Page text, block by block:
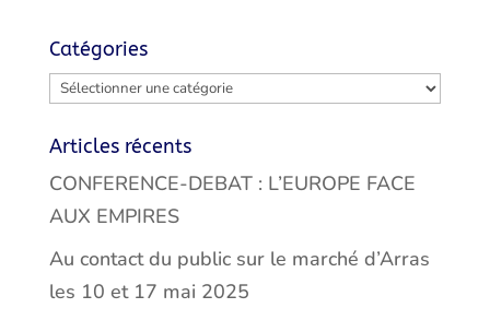
Catégories
Catégories
Articles récents
CONFERENCE-DEBAT : L’EUROPE FACE
AUX EMPIRES
Au contact du public sur le marché d’Arras
les 10 et 17 mai 2025